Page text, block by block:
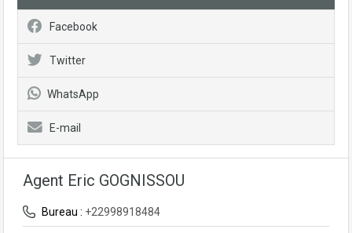
Facebook
Twitter
WhatsApp
E-mail
Agent Eric GOGNISSOU
Bureau : +22998918484